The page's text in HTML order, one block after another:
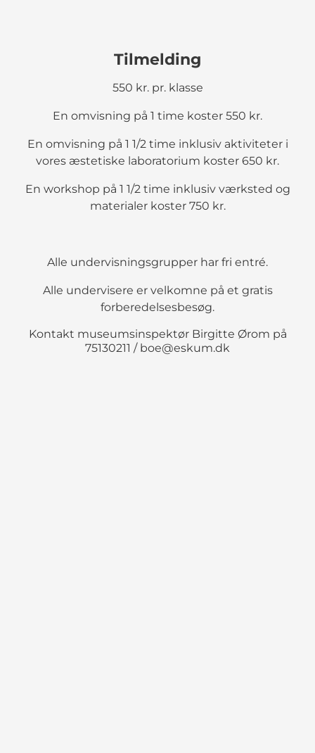
Tilmelding
550 kr. pr. klasse
En omvisning på 1 time koster 550 kr.
En omvisning på 1 1/2 time inklusiv aktiviteter i
vores æstetiske laboratorium koster 650 kr.
En workshop på 1 1/2 time inklusiv værksted og
materialer koster 750 kr.
Alle undervisningsgrupper har fri entré.
Alle undervisere er velkomne på et gratis
forberedelsesbesøg.
Kontakt museumsinspektør Birgitte Ørom på
75130211 / boe@eskum.dk